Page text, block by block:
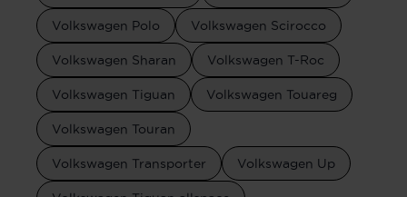
Volkswagen Polo Volkswagen Scirocco
Volkswagen Sharan Volkswagen T-Roc
Volkswagen Tiguan Volkswagen Touareg
Volkswagen Touran
Volkswagen Transporter Volkswagen Up